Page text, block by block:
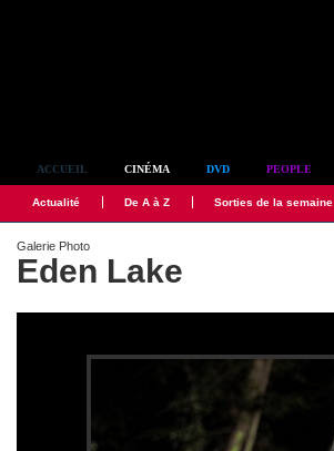
ACCUEIL CINÉMA DVD PEOPLE
Actualité De A à Z Sorties de la semaine
Galerie Photo
Eden Lake